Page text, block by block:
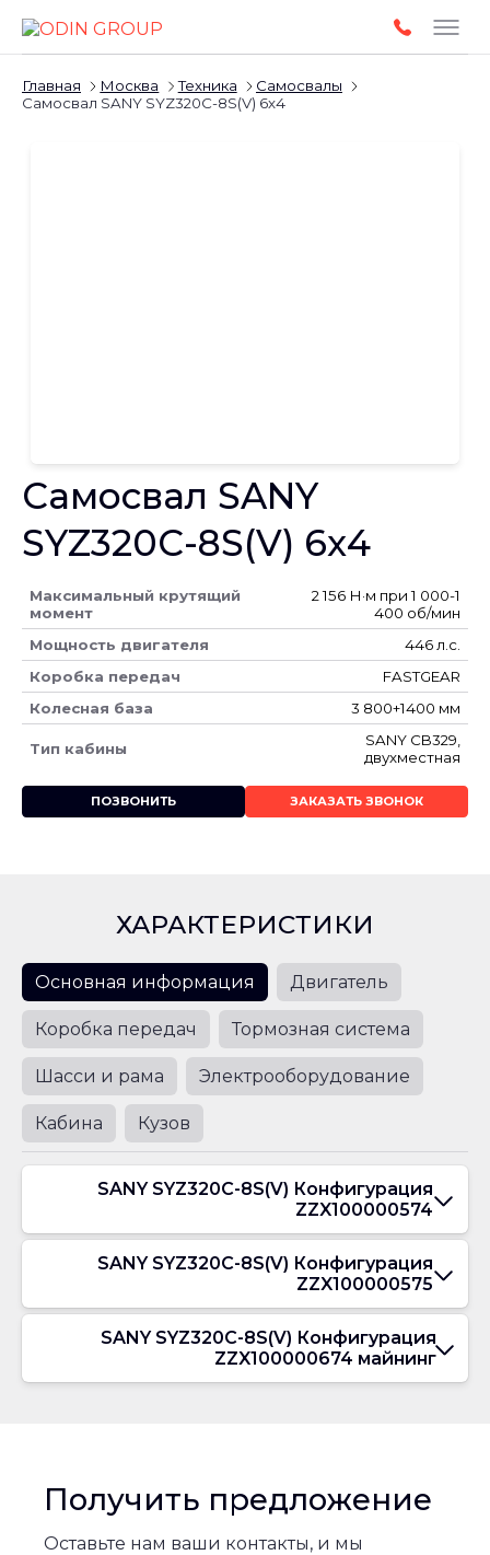
Главная Москва Техника
Самосвалы
Самосвал SANY SYZ320C-8S(V) 6х4
Самосвал SANY
SYZ320C-8S(V) 6х4
Максимальный крутящий
момент
2 156 Н·м при 1 000-1
400 об/мин
Мощность двигателя
446 л.с.
Коробка передач
FASTGEAR
Колесная база
3 800+1400 мм
Тип кабины
SANY CB329,
двухместная
ПОЗВОНИТЬ ЗАКАЗАТЬ ЗВОНОК
ХАРАКТЕРИСТИКИ
Основная информация Двигатель
Коробка передач Тормозная система
Шасси и рама Электрооборудование
Кабина Кузов
SANY SYZ320C-8S(V) Конфигурация
ZZX100000574
SANY SYZ320C-8S(V) Конфигурация
ZZX100000575
SANY SYZ320C-8S(V) Конфигурация
ZZX100000674 майнинг
6х4
6х4
Получить предложение
Оставьте нам ваши контакты, и мы